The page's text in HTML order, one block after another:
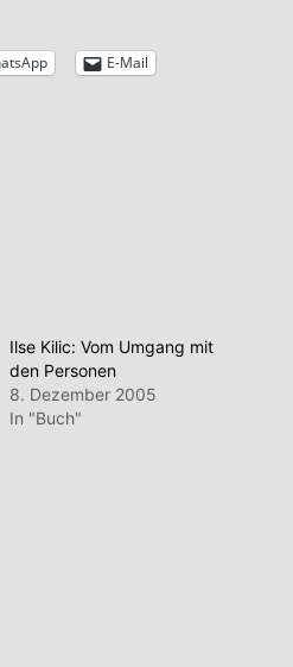
E-Mail
Ilse Kilic: Vom Umgang mit
den Personen
8. Dezember 2005
In "Buch"